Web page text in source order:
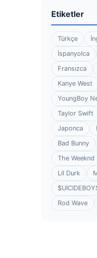
Etiketler
Türkçe
İspanyolca
Fransızca
Kanye West
YoungBoy
Taylor Swift
Japonca
Bad Bunny
The Weeknd
Lil Durk
Rod Wave